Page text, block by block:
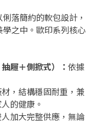
落簡約的軟包設計，
之中。歐印系列核心
屜＋側掀式）： 依據
，結構穩固耐重，兼
的健康。
加大完整供應，無論